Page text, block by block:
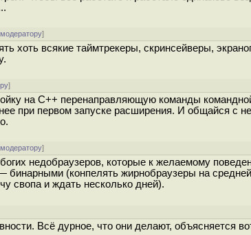
]
хоть всякие таймтрекеры, скринсейверы,
]
на C++ перенаправляющую команды
при первом запуске расширения. И общайся с
]
недобраузеров, которые к желаемому
бинарными (конпелять жирнобраузеры на
свопа и ждать несколько дней).
Всё дурное, что они делают, объясняется